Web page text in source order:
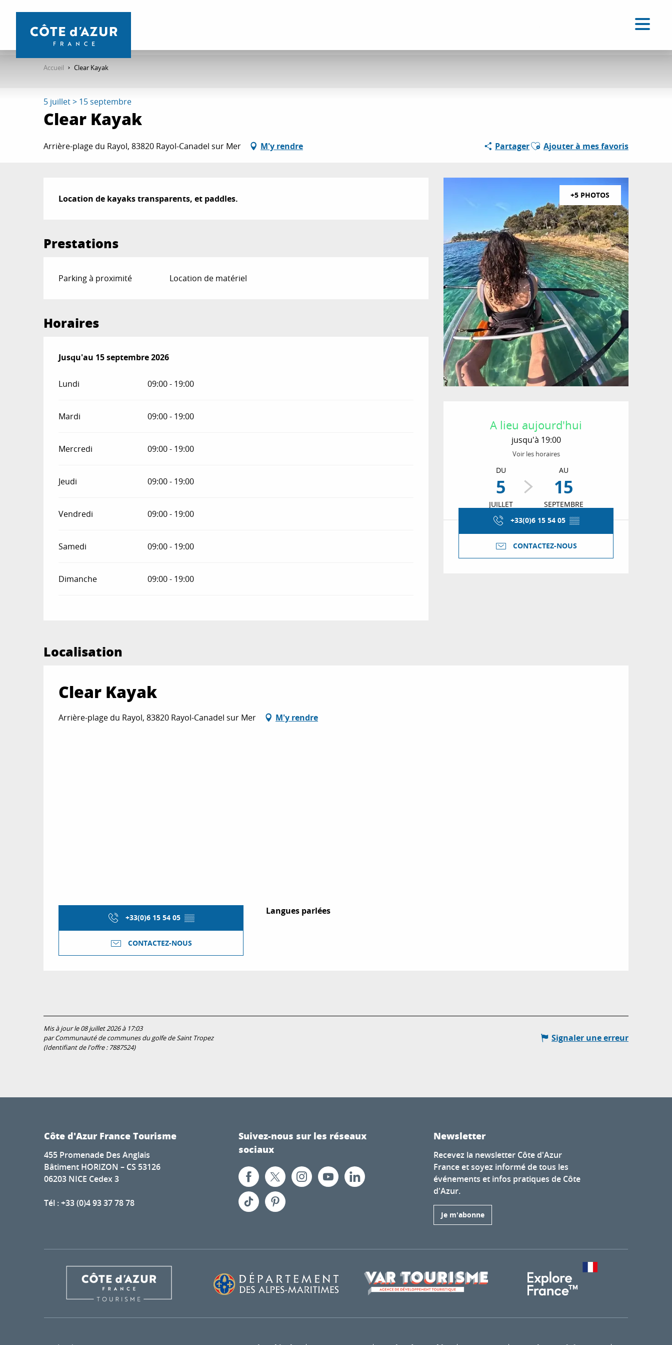
contenu
Accueil Clear Kayak
5 juillet > 15 septembre
Clear Kayak
Arrière-plage du Rayol, 83820 Rayol-Canadel sur Mer M'y rendre PartagerAjouter aux favoris
Ajouter à mes favoris
+5 PHOTOS
Ouverture et
A lieu aujourd'hui
jusqu'à 19:00
Voir les horaires
DU
5
JUILLET
AU
15
SEPTEMBRE
+33(0)6 15 54 05 ▒▒
CONTACTEZ-NOUS
Description
Location de kayaks transparents, et paddles.
Prestations
Parking à proximité Location de matériel
Horaires
Du5 juillet 2026au15 septembre 2026
Jusqu'au 15 septembre 2026
Lundi 09:00 - 19:00
Mardi 09:00 - 19:00
Mercredi 09:00 - 19:00
Jeudi 09:00 - 19:00
Vendredi 09:00 - 19:00
Samedi 09:00 - 19:00
Dimanche 09:00 - 19:00
Localisation
Clear Kayak
Arrière-plage du Rayol, 83820 Rayol-Canadel sur Mer M'y rendre
+33(0)6 15 54 05 ▒▒
CONTACTEZ-NOUS
Langues parlées
Langues parlées
Mis à jour le 08 juillet 2026 à 17:03
par Communauté de communes du golfe de Saint Tropez
(Identifiant de l'offre : 7887524)
Signaler une erreur
Côte d'Azur France Tourisme
455 Promenade Des Anglais
Bâtiment HORIZON – CS 53126
06203 NICE Cedex 3
Tél : +33 (0)4 93 37 78 78
Suivez-nous sur les réseaux
sociaux
Newsletter
Recevez la newsletter Côte d'Azur
France et soyez informé de tous les
événements et infos pratiques de Côte
d'Azur.
Je m'abonne